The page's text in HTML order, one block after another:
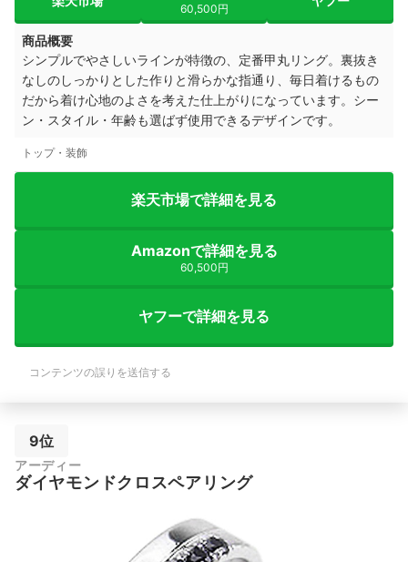
60,500円
商品概要
シンプルでやさしいラインが特徴の、定番甲丸リング。 裏抜き
なしのしっかりとした作りと滑らかな指通り、 毎日着けるもの
だから着け心地のよさを考えた仕上がりになっています。 シー
ン・スタイル・年齢も選ばず使用できるデザインです。
トップ・装飾
楽天市場で詳細を見る
Amazonで詳細を見る
60,500円
ヤフーで詳細を見る
コンテンツの誤りを送信する
9位
アーディー
ダイヤモンドクロスペアリング